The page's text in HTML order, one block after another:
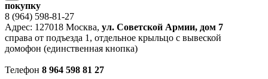
покупку
8 (964) 598-81-27
Адрес: 127018 Москва, ул. Советской Армии, дом 7
справа от подъезда 1, отдельное крыльцо с вывеской
домофон (единственная кнопка)
Телефон 8 964 598 81 27